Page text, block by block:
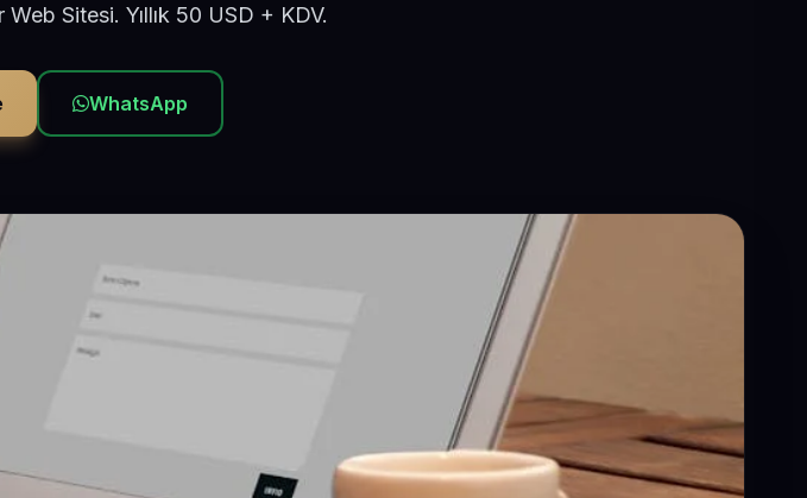
Sitesi. Yıllık 50 USD + KDV.
WhatsApp